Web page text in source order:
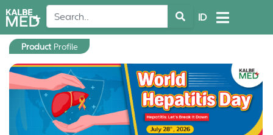
ID
Product Profile